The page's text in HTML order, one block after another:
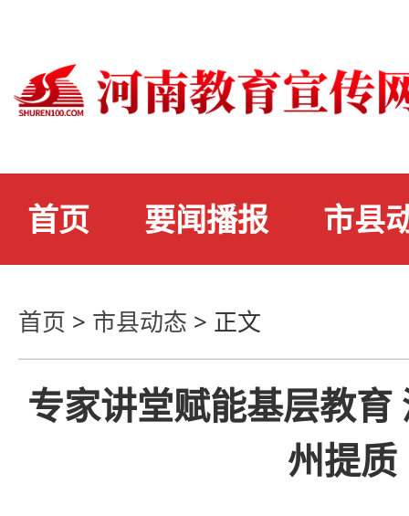
首页 要闻播报 市县
首页 > 市县动态 > 正文
专家讲堂赋能基层教育
州提质